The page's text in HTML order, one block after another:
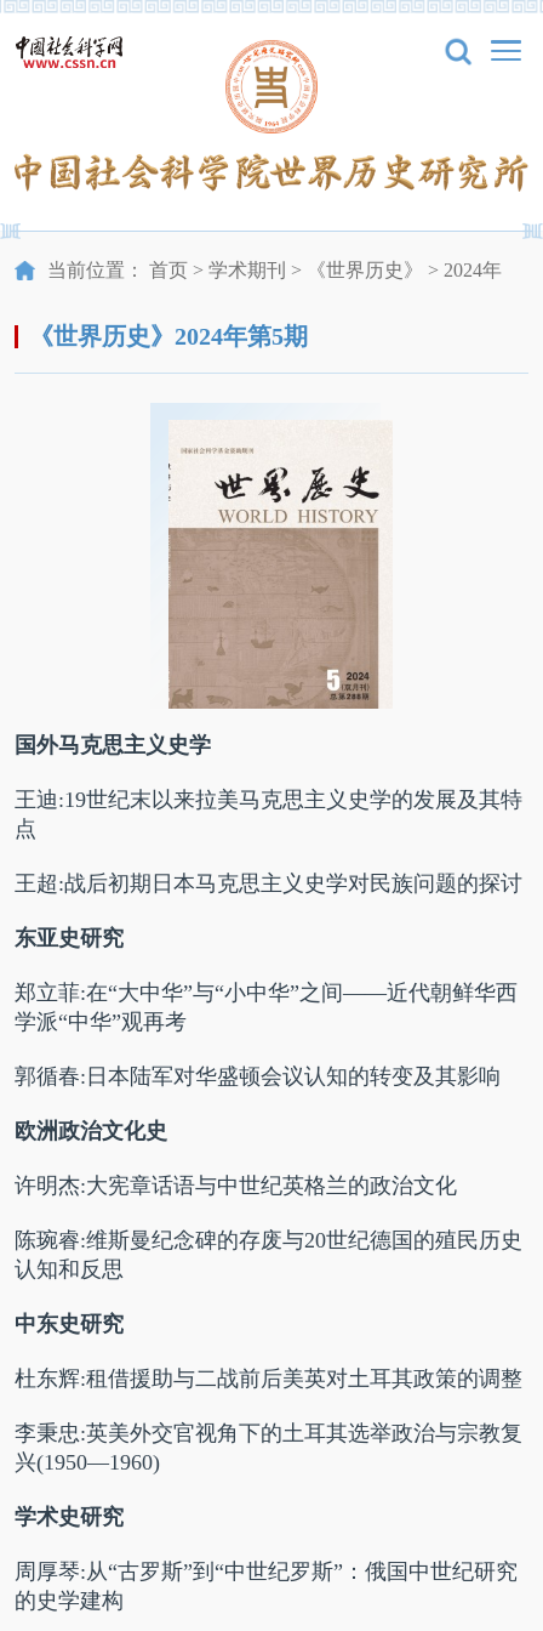
当前位置： 首页> 学术期刊 > 《世界历史》 > 2024年
《世界历史》2024年第5期
国外马克思主义史学
王迪:19世纪末以来拉美马克思主义史学的发展及其特
点
王超:战后初期日本马克思主义史学对民族问题的探讨
东亚史研究
郑立菲:在“大中华”与“小中华”之间——近代朝鲜华西
学派“中华”观再考
郭循春:日本陆军对华盛顿会议认知的转变及其影响
欧洲政治文化史
许明杰:大宪章话语与中世纪英格兰的政治文化
陈琬睿:维斯曼纪念碑的存废与20世纪德国的殖民历史
认知和反思
中东史研究
杜东辉:租借援助与二战前后美英对土耳其政策的调整
李秉忠:英美外交官视角下的土耳其选举政治与宗教复
兴(1950—1960)
学术史研究
周厚琴:从“古罗斯”到“中世纪罗斯”：俄国中世纪研究
的史学建构